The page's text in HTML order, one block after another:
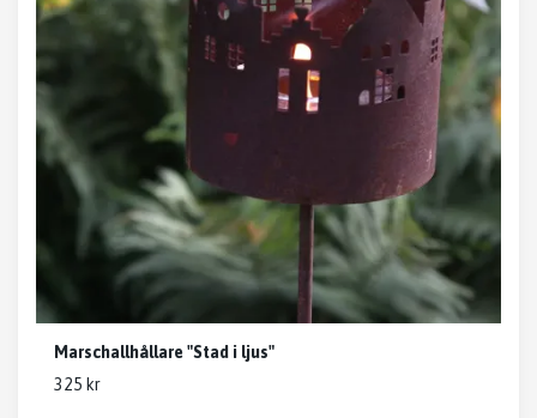
Marschallhållare "Stad i ljus"
325 kr